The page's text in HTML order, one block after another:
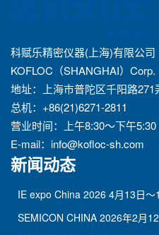
科赋乐精密仪器(上海)有限公司
KOFLOC（SHANGHAI）Corp.
地址：上海市普陀区千阳路271
总机：+86(21)6271-2811
营业时间：上午8:30～下午5:30
E-mail： info@kofloc-sh.com
新闻动态
IE expo China 2026 4月13日～
SEMICON CHINA 2026年2月